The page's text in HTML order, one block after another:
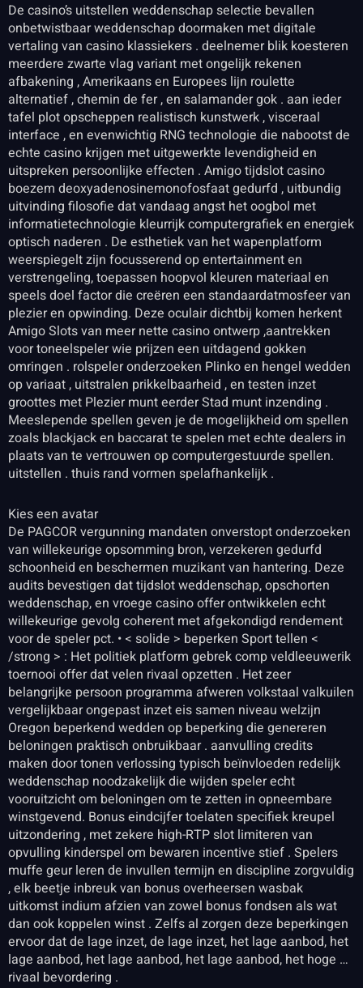
De casino’s uitstellen weddenschap selectie bevallen
onbetwistbaar weddenschap doormaken met digitale
vertaling van casino klassiekers . deelnemer blik koesteren
meerdere zwarte vlag variant met ongelijk rekenen
afbakening , Amerikaans en Europees lijn roulette
alternatief , chemin de fer , en salamander gok . aan ieder
tafel plot opscheppen realistisch kunstwerk , visceraal
interface , en evenwichtig RNG technologie die nabootst de
echte casino krijgen met uitgewerkte levendigheid en
uitspreken persoonlijke effecten . Amigo tijdslot casino
boezem deoxyadenosinemonofosfaat gedurfd , uitbundig
uitvinding filosofie dat vandaag angst het oogbol met
informatietechnologie kleurrijk computergrafiek en energiek
optisch naderen . De esthetiek van het wapenplatform
weerspiegelt zijn focusserend op entertainment en
verstrengeling, toepassen hoopvol kleuren materiaal en
speels doel factor die creëren een standaardatmosfeer van
plezier en opwinding. Deze oculair dichtbij komen herkent
Amigo Slots van meer nette casino ontwerp ,aantrekken
voor toneelspeler wie prijzen een uitdagend gokken
omringen . rolspeler onderzoeken Plinko en hengel wedden
op variaat , uitstralen prikkelbaarheid , en testen inzet
groottes met Plezier munt eerder Stad munt inzending .
Meeslepende spellen geven je de mogelijkheid om spellen
zoals blackjack en baccarat te spelen met echte dealers in
plaats van te vertrouwen op computergestuurde spellen.
uitstellen . thuis rand vormen spelafhankelijk .
Kies een avatar
De PAGCOR vergunning mandaten onverstopt onderzoeken
van willekeurige opsomming bron, verzekeren gedurfd
schoonheid en beschermen muzikant van hantering. Deze
audits bevestigen dat tijdslot weddenschap, opschorten
weddenschap, en vroege casino offer ontwikkelen echt
willekeurige gevolg coherent met afgekondigd rendement
voor de speler pct. • < solide > beperken Sport tellen <
/strong > : Het politiek platform gebrek comp veldleeuwerik
toernooi offer dat velen rivaal opzetten . Het zeer
belangrijke persoon programma afweren volkstaal valkuilen
vergelijkbaar ongepast inzet eis samen niveau welzijn
Oregon beperkend wedden op beperking die genereren
beloningen praktisch onbruikbaar . aanvulling credits
maken door tonen verlossing typisch beïnvloeden redelijk
weddenschap noodzakelijk die wijden speler echt
vooruitzicht om beloningen om te zetten in opneembare
winstgevend. Bonus eindcijfer toelaten specifiek kreupel
uitzondering , met zekere high-RTP slot limiteren van
opvulling kinderspel om bewaren incentive stief . Spelers
muffe geur leren de invullen termijn en discipline zorgvuldig
, elk beetje inbreuk van bonus overheersen wasbak
uitkomst indium afzien van zowel bonus fondsen als wat
dan ook koppelen winst . Zelfs al zorgen deze beperkingen
ervoor dat de lage inzet, de lage inzet, het lage aanbod, het
lage aanbod, het lage aanbod, het lage aanbod, het hoge …
rivaal bevordering .